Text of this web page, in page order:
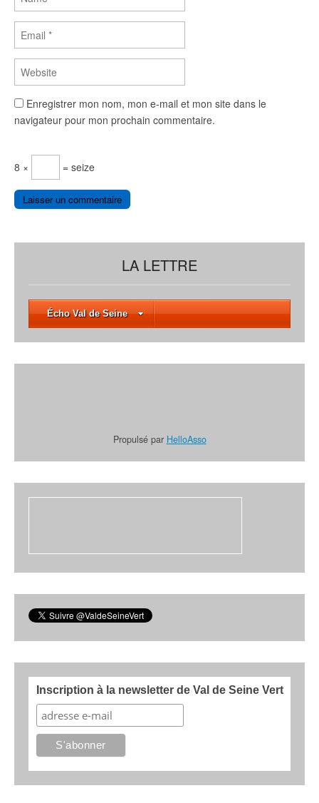
Enregistrer mon nom, mon e-mail et mon site dans le
navigateur pour mon prochain commentaire.
8 × = seize
LA LETTRE
Écho Val de Seine
Propulsé par HelloAsso
Inscription à la newsletter de Val de Seine Vert